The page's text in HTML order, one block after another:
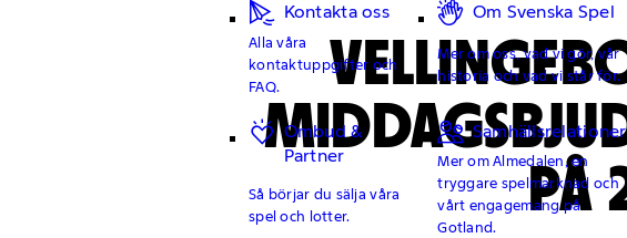
Kontakta oss
Alla våra
kontaktuppgifter och
FAQ.
Om Svenska Spel
Mer om oss, vad vi gör, vår
historia och vad vi står för.
Ombud &
Partner
Så börjar du sälja våra
spel och lotter.
Samhällsrelationer
Mer om Almedalen, en
tryggare spelmarknad och
vårt engagemang på
Gotland.
PÅ